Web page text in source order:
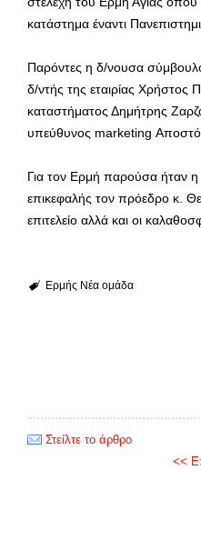
κατάστημα έναντι
Παρόντες η δ/νουσα
δ/ντής της εταιρίας Χρήστος
καταστήματος Δημήτρης
υπεύθυνος marketing
Για τον Ερμή παρούσα ήταν η
επικεφαλής τον πρόεδρο κ.
επιτελείο αλλά και οι
Ερμής Νέα ομάδα
Στείλτε το άρθρο
<<